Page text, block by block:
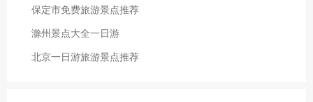
保定市免费旅游景点推荐
滁州景点大全一日游
北京一日游旅游景点推荐